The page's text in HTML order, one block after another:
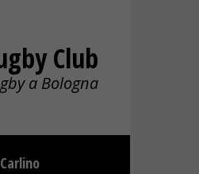
Club
a Bologna